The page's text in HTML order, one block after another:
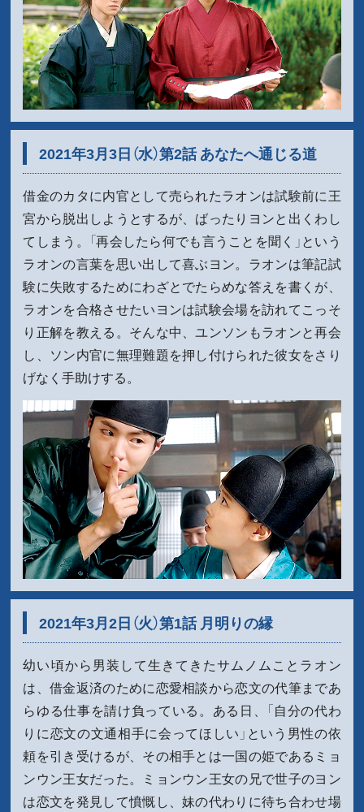
2021年3月3日（水）第2話 あなたへ通じる道
借金のカタに内官として売られたラオンは試験前に王
宮から脱出しようとするが、ばったりヨンと出くわし
てしまう。「再会したら何でも言うことを聞く」という
ラオンの言葉を思い出して喜ぶヨン。ラオンは筆記試
験に失敗するためにわざとでたらめな答えを書くが、
ラオンを合格させたいヨンは試験会場を訪れてこっそ
り正解を教える。そんな中、ユンソンもラオンと再会
し、ソン内官に無理難題を押し付けられた彼女をさり
げなく手助けする。
2021年3月2日（火）第1話 月明りの縁
幼い頃から男装して生きてきたサムノムことラオン
は、借金返済のために恋愛相談から恋文の代筆まであ
らゆる仕事を請け負っている。ある日、「自分の代わ
りに恋文の文通相手に会ってほしい」という男性の依
頼を引き受けるが、その相手とは一国の姫であるミョ
ンウン王女だった。ミョンウン王女の兄で世子のヨン
は恋文を発見して憤慨し、妹の代わりに待ち合わせ場